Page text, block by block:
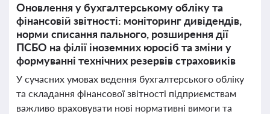
Оновлення у бухгалтерському обліку та
фінансовій звітності: моніторинг дивідендів,
норми списання пального, розширення дії
ПСБО на філії іноземних юросіб та зміни у
формуванні технічних резервів страховиків
У сучасних умовах ведення бухгалтерського обліку
та складання фінансової звітності підприємствам
важливо враховувати нові нормативні вимоги та